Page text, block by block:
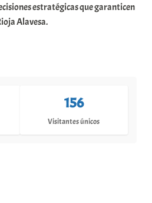
estratégicas que garanticen
Alavesa.
156
Visitantes únicos